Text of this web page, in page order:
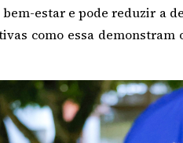
estar e pode reduzir a
como essa demonstram